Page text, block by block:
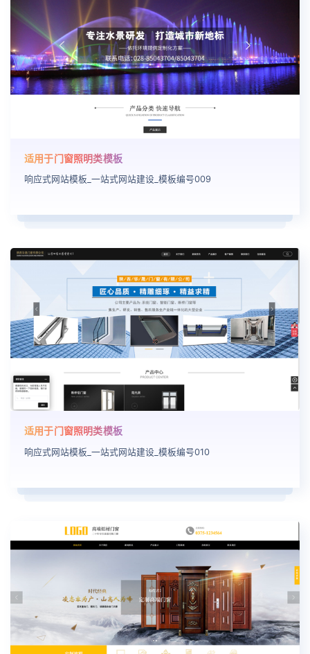
适用于门窗照明类模板
响应式网站模板_一站式网站建设_模板编号009
适用于门窗照明类模板
响应式网站模板_一站式网站建设_模板编号010